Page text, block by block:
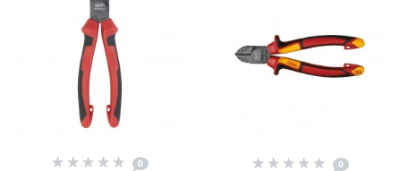
0 0